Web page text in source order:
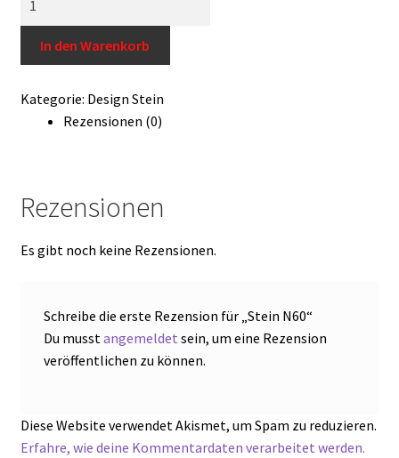
Impressum
Kontakt
Widerrufsrecht
Warenkorb
Menge
In den Warenkorb
Kategorie: Design Stein
Rezensionen (0)
Rezensionen
Es gibt noch keine Rezensionen.
Schreibe die erste Rezension für „Stein N60“
Du musst angemeldet sein, um eine Rezension
veröffentlichen zu können.
Diese Website verwendet Akismet, um Spam zu reduzieren.
Erfahre, wie deine Kommentardaten verarbeitet werden.